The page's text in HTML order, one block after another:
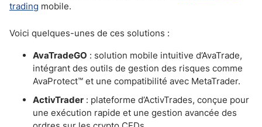
trading mobile.
Voici quelques-unes de ces solutions :
AvaTradeGO : solution mobile intuitive d’AvaTrade,
intégrant des outils de gestion des risques comme
AvaProtect™ et une compatibilité avec MetaTrader.
ActivTrader : plateforme d’ActivTrades, conçue pour
une exécution rapide et une gestion avancée des